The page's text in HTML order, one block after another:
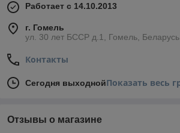
Работает с 14.10.2013
г. Гомель
ул. 30 лет БССР д.1, Гомель, Беларусь
Контакты
Сегодня выходнойПоказать весь
Отзывы о магазине